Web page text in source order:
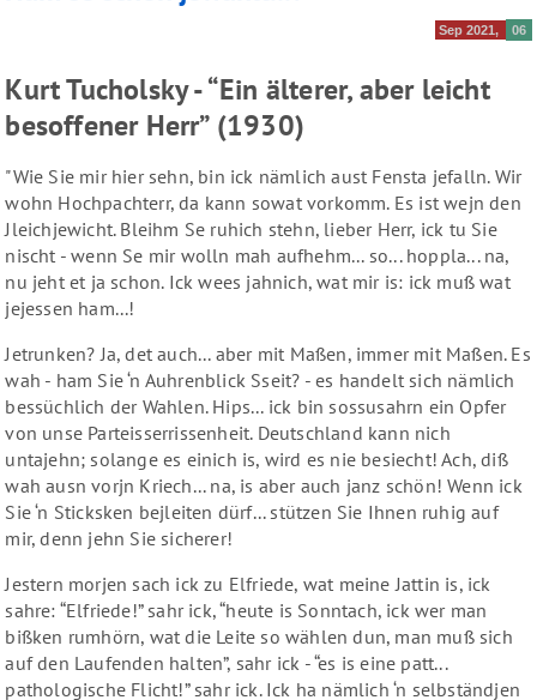
Sep 2021 06
Kurt Tucholsky - “Ein älterer, aber leicht
besoffener Herr” (1930)
"Wie Sie mir hier sehn, bin ick nämlich aust Fensta jefalln. Wir
wohn Hochpachterr, da kann sowat vorkomm. Es ist wejn den
Jleichjewicht. Bleihm Se ruhich stehn, lieber Herr, ick tu Sie
nischt - wenn Se mir wolln mah aufhehm... so... hoppla... na,
nu jeht et ja schon. Ick wees jahnich, wat mir is: ick muß wat
jejessen ham...!
Jetrunken? Ja, det auch... aber mit Maßen, immer mit Maßen. Es
wah - ham Sie ‘n Auhrenblick Sseit? - es handelt sich nämlich
bessüchlich der Wahlen. Hips... ick bin sossusahrn ein Opfer
von unse Parteisserrissenheit. Deutschland kann nich
untajehn; solange es einich is, wird es nie besiecht! Ach, diß
wah ausn vorjn Kriech... na, is aber auch janz schön! Wenn ick
Sie ‘n Sticksken bejleiten dürf... stützen Sie Ihnen ruhig auf
mir, denn jehn Sie sicherer!
Jestern morjen sach ick zu Elfriede, wat meine Jattin is, ick
sahre: “Elfriede!” sahr ick, “heute is Sonntach, ick wer man
bißken rumhörn, wat die Leite so wählen dun, man muß sich
auf den Laufenden halten”, sahr ick - “es is eine patt...
pathologische Flicht!” sahr ick. Ick ha nämlich ‘n selbständjen